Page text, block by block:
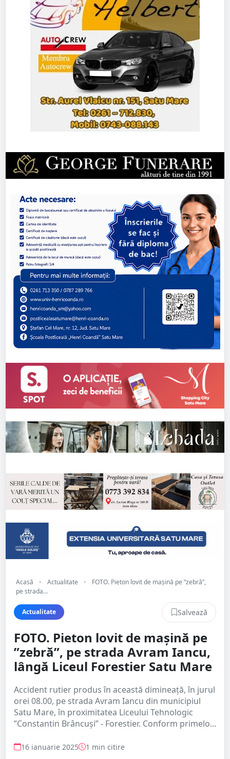
Acasă • Actualitate •
FOTO. Pieton lovit de mașină pe ”zebră”,
pe strada...
Actualitate Salvează
FOTO. Pieton lovit de mașină pe
”zebră”, pe strada Avram Iancu,
lângă Liceul Forestier Satu Mare
Accident rutier produs în această dimineață, în jurul
orei 08.00, pe strada Avram Iancu din municipiul
Satu Mare, în proximitatea Liceului Tehnologic
”Constantin Brâncuși” - Forestier. Conform primelo...
16 ianuarie 2025 1 min citire